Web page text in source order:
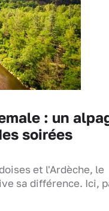
: un
soirées
et l'Ardèche, le
sa différence. Ici,